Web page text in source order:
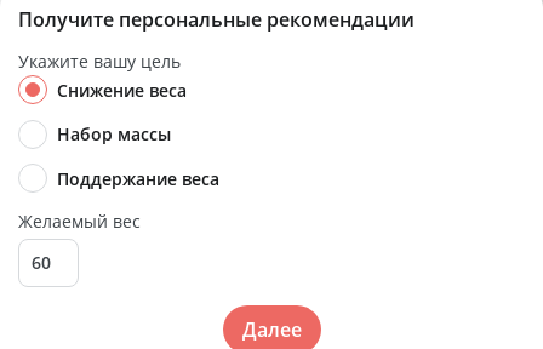
Получите персональные рекомендации
Укажите вашу цель
Снижение веса
Набор массы
Поддержание веса
Желаемый вес
Далее